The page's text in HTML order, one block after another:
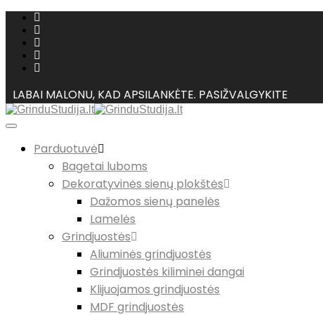
LABAI MALONU, KAD APSILANKĖTE. PASIŽVALGYKITE
Parduotuvė
Bagetai luboms
Dekoratyvinės sienų plokštės
Dažomos sienų panelės
Lamelės
Grindjuostės
Aliuminės grindjuostės
Grindjuostės kiliminei dangai
Klijuojamos grindjuostės
MDF grindjuostės